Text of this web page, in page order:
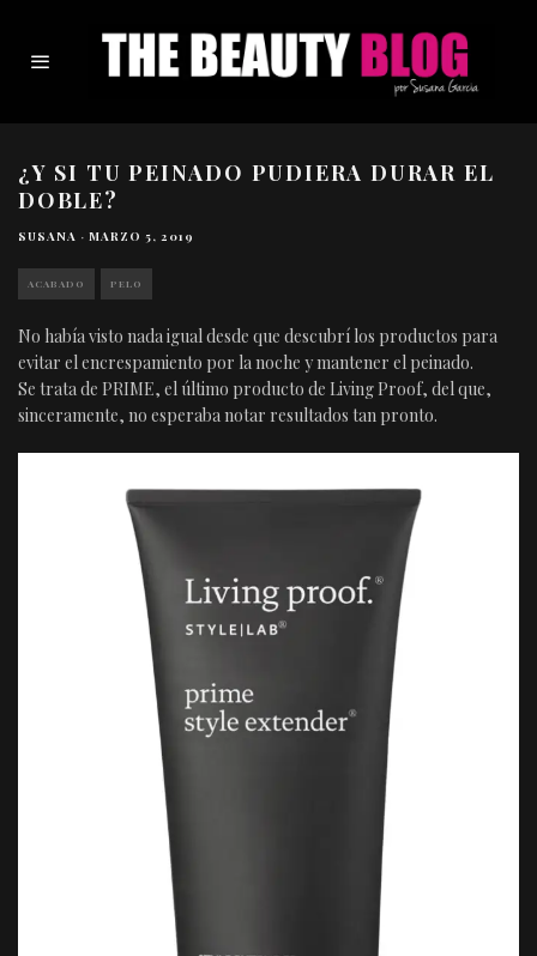
¿Y SI TU PEINADO PUDIERA DURAR EL
DOBLE?
SUSANA · MARZO 5, 2019
ACABADO PELO
No había visto nada igual desde que descubrí los productos para
evitar el encrespamiento por la noche y mantener el peinado.
Se trata de PRIME, el último producto de Living Proof, del que,
sinceramente, no esperaba notar resultados tan pronto.